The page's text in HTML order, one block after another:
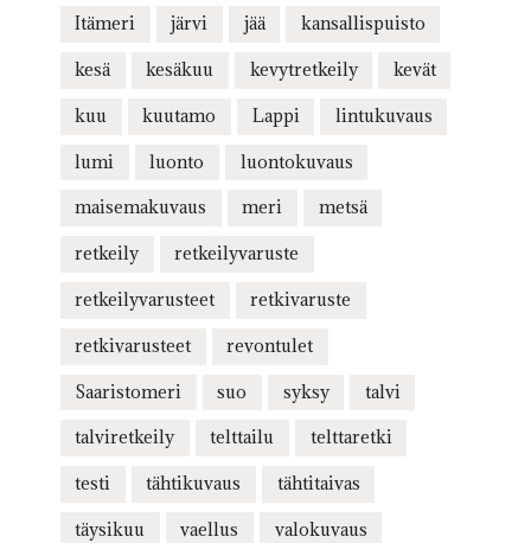
Itämeri järvi jää kansallispuisto
kesä kesäkuu kevytretkeily kevät
kuu kuutamo Lappi lintukuvaus
lumi luonto luontokuvaus
maisemakuvaus meri metsä
retkeily retkeilyvaruste
retkeilyvarusteet retkivaruste
retkivarusteet revontulet
Saaristomeri suo syksy talvi
talviretkeily telttailu telttaretki
testi tähtikuvaus tähtitaivas
täysikuu vaellus valokuvaus